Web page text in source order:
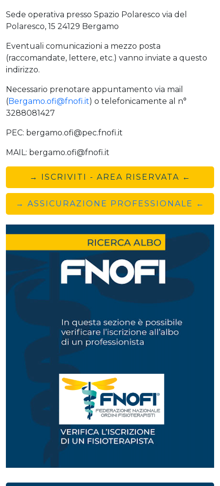
Sede operativa presso Spazio Polaresco via del
Polaresco, 15 24129 Bergamo
Eventuali comunicazioni a mezzo posta
(raccomandate, lettere, etc.) vanno inviate a questo
indirizzo.
Necessario prenotare appuntamento via mail
(Bergamo.ofi@fnofi.it) o telefonicamente al n°
3288081427
PEC: bergamo.ofi@pec.fnofi.it
MAIL: bergamo.ofi@fnofi.it
→ ISCRIVITI - AREA RISERVATA ←
→ ASSICURAZIONE PROFESSIONALE ←